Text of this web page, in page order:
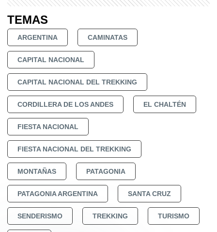
TEMAS
ARGENTINA CAMINATAS
CAPITAL NACIONAL
CAPITAL NACIONAL DEL TREKKING
CORDILLERA DE LOS ANDES EL CHALTÉN
FIESTA NACIONAL
FIESTA NACIONAL DEL TREKKING
MONTAÑAS PATAGONIA
PATAGONIA ARGENTINA SANTA CRUZ
SENDERISMO TREKKING TURISMO